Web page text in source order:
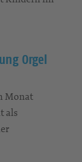
Orgel
Monat
als